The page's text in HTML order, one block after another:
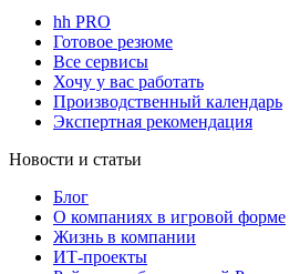
hh PRO
Готовое резюме
Все сервисы
Хочу у вас работать
Производственный календарь
Экспертная рекомендация
Новости и статьи
Блог
О компаниях в игровой форме
Жизнь в компании
ИТ-проекты